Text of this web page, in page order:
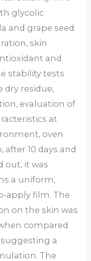
glycolic
and grape seed
skin
and
stability tests
dry residue,
evaluation of
at
oven
10 days and
out, it was
a uniform,
apply film. The
on the skin was
compared
a
The